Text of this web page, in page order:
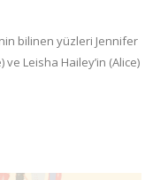
bilinen yüzleri Jennifer
Leisha Hailey’in (Alice)